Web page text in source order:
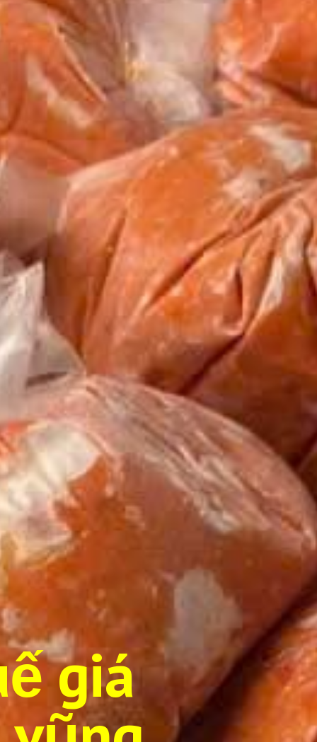
giá